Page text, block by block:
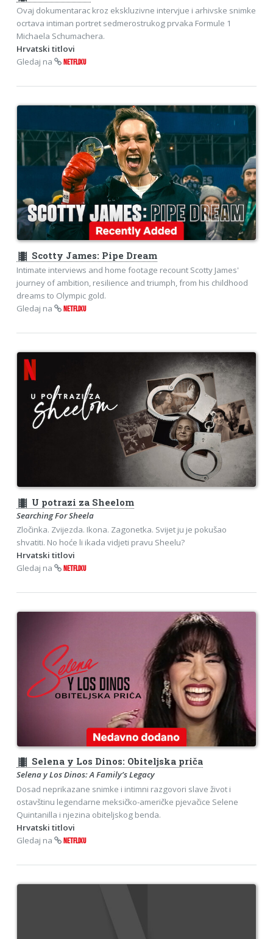
Ovaj dokumentarac kroz ekskluzivne intervjue i arhivske snimke
ocrtava intiman portret sedmerostrukog prvaka Formule 1
Michaela Schumachera.
Hrvatski titlovi
Gledaj na
NETFLIXU
theaters Scotty James: Pipe Dream
Intimate interviews and home footage recount Scotty James'
journey of ambition, resilience and triumph, from his childhood
dreams to Olympic gold.
Gledaj na
NETFLIXU
theaters U potrazi za Sheelom
Searching For Sheela
Zločinka. Zvijezda. Ikona. Zagonetka. Svijet ju je pokušao
shvatiti. No hoće li ikada vidjeti pravu Sheelu?
Hrvatski titlovi
Gledaj na
NETFLIXU
theaters Selena y Los Dinos: Obiteljska priča
Selena y Los Dinos: A Family’s Legacy
Dosad neprikazane snimke i intimni razgovori slave život i
ostavštinu legendarne meksičko-američke pjevačice Selene
Quintanilla i njezina obiteljskog benda.
Hrvatski titlovi
Gledaj na
NETFLIXU